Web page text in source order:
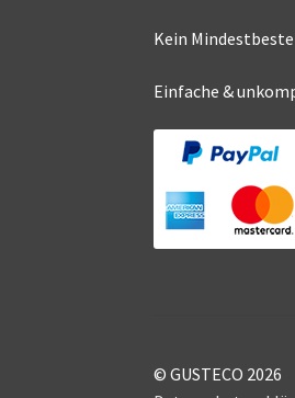
Kein
Einfache &
© GUSTECO 2026